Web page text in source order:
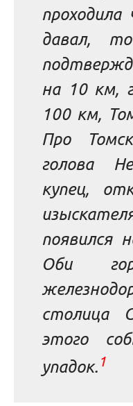
давал,
на 10 км,
100 км,
Про
голова
купец,
появился
Оби
столица
этого
упадок. 1